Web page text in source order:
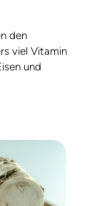
den
viel Vitamin
und